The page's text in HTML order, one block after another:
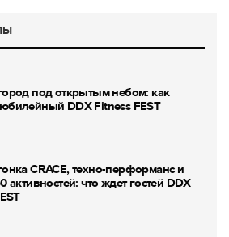
под открытым небом: как
DDX Fitness FEST
CRACE, техно-перформанс и
активностей: что ждет гостей DDX